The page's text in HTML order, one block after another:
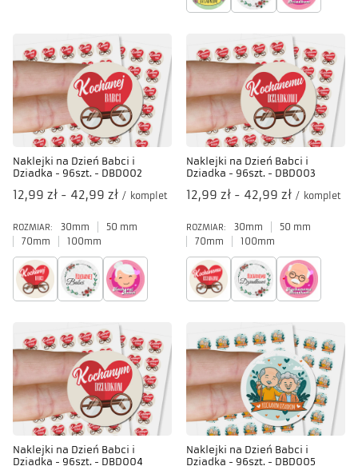
Naklejki na Dzień Babci i
Dziadka - 96szt. - DBD002
od
12,99 zł - do
42,99 zł / komplet
ROZMIAR: 30mm
50 mm
70mm
100mm
Naklejki na Dzień Babci i
Dziadka - 96szt. - DBD003
od
12,99 zł - do
42,99 zł / komplet
ROZMIAR: 30mm
50 mm
70mm
100mm
Naklejki na Dzień Babci i
Dziadka - 96szt. - DBD004
Naklejki na Dzień Babci i
Dziadka - 96szt. - DBD005